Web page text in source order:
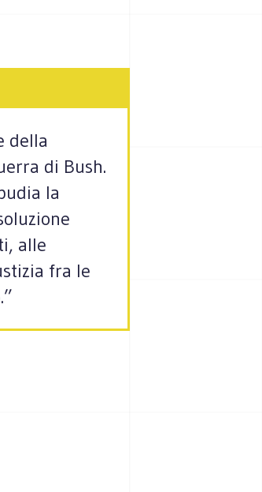
della
di Bush.
la
alle
fra le